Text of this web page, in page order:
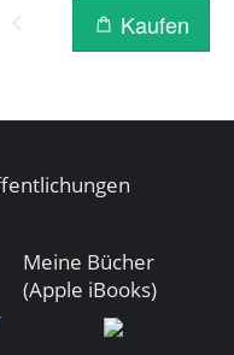
Meine Bücher
(Apple iBooks)